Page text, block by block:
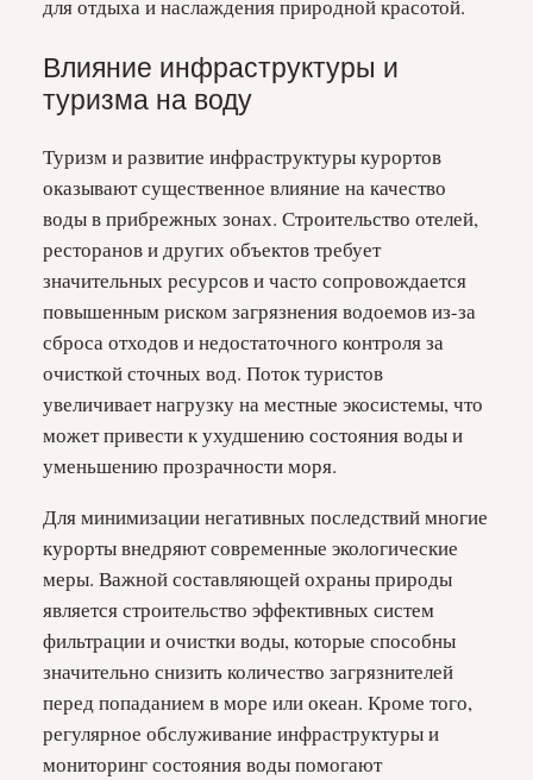
для отдыха и наслаждения природной красотой.
Влияние инфраструктуры и
туризма на воду
Туризм и развитие инфраструктуры курортов
оказывают существенное влияние на качество
воды в прибрежных зонах. Строительство отелей,
ресторанов и других объектов требует
значительных ресурсов и часто сопровождается
повышенным риском загрязнения водоемов из-за
сброса отходов и недостаточного контроля за
очисткой сточных вод. Поток туристов
увеличивает нагрузку на местные экосистемы, что
может привести к ухудшению состояния воды и
уменьшению прозрачности моря.
Для минимизации негативных последствий многие
курорты внедряют современные экологические
меры. Важной составляющей охраны природы
является строительство эффективных систем
фильтрации и очистки воды, которые способны
значительно снизить количество загрязнителей
перед попаданием в море или океан. Кроме того,
регулярное обслуживание инфраструктуры и
мониторинг состояния воды помогают